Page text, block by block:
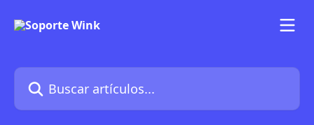
Buscar artículos...